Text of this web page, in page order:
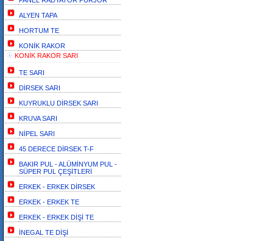
ALYEN TAPA
HORTUM TE
KONİK RAKOR
KONİK RAKOR SARI
TE SARI
DİRSEK SARI
KUYRUKLU DİRSEK SARI
KRUVA SARI
NİPEL SARI
45 DERECE DİRSEK T-F
BAKIR PUL - ALÜMİNYUM PUL -
SÜPER PUL ÇEŞİTLERİ
ERKEK - ERKEK DİRSEK
ERKEK - ERKEK TE
ERKEK - ERKEK DİŞİ TE
İNEGAL TE DİŞİ